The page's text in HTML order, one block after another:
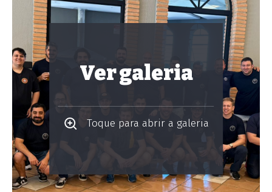
Ver galeria
Toque para abrir a galeria